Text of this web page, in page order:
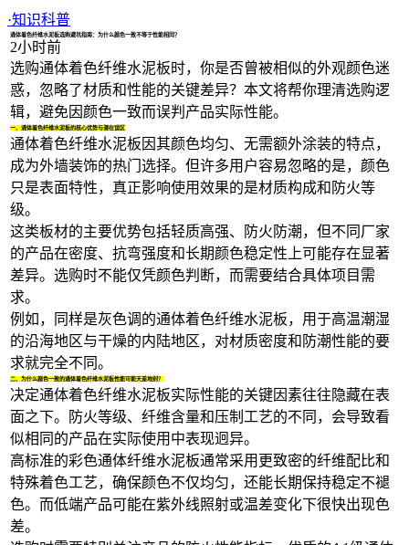
·知识科普
通体着色纤维水泥板选购避坑指南：为什么颜色一致不等于性能相同？
2小时前
选购通体着色纤维水泥板时，你是否曾被相似的外观颜色迷
惑，忽略了材质和性能的关键差异？本文将帮你理清选购逻
辑，避免因颜色一致而误判产品实际性能。
一、通体着色纤维水泥板的核心优势与潜在误区
通体着色纤维水泥板因其颜色均匀、无需额外涂装的特点，
成为外墙装饰的热门选择。但许多用户容易忽略的是，颜色
只是表面特性，真正影响使用效果的是材质构成和防火等
级。
这类板材的主要优势包括轻质高强、防火防潮，但不同厂家
的产品在密度、抗弯强度和长期颜色稳定性上可能存在显著
差异。选购时不能仅凭颜色判断，而需要结合具体项目需
求。
例如，同样是灰色调的通体着色纤维水泥板，用于高温潮湿
的沿海地区与干燥的内陆地区，对材质密度和防潮性能的要
求就完全不同。
二、为什么颜色一致的通体着色纤维水泥板性能可能天差地别？
决定通体着色纤维水泥板实际性能的关键因素往往隐藏在表
面之下。防火等级、纤维含量和压制工艺的不同，会导致看
似相同的产品在实际使用中表现迥异。
高标准的彩色通体纤维水泥板通常采用更致密的纤维配比和
特殊着色工艺，确保颜色不仅均匀，还能长期保持稳定不褪
色。而低端产品可能在紫外线照射或温差变化下很快出现色
差。